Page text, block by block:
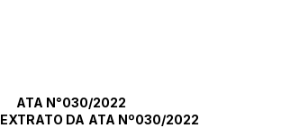
ATA N°030/2022
EXTRATO DA ATA Nº030/2022